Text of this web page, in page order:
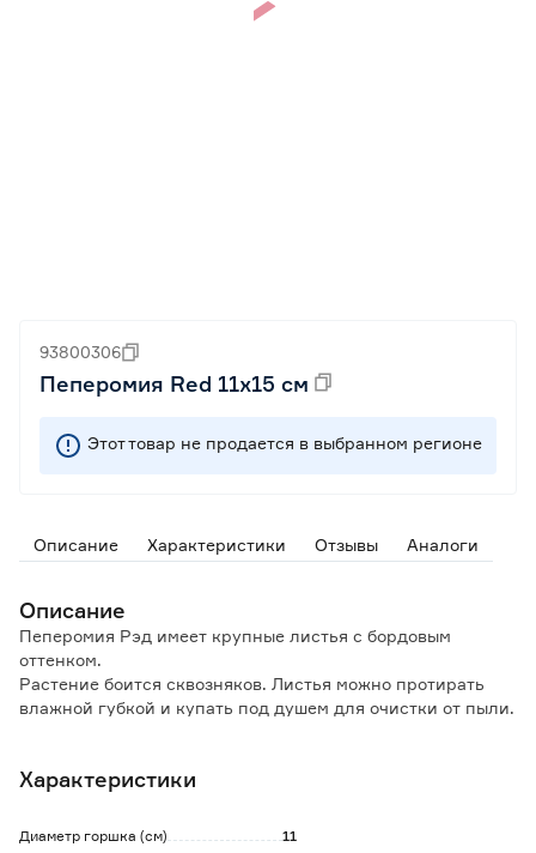
93800306
Пеперомия Red 11х15 см
Этот товар не продается в выбранном регионе
Описание Характеристики Отзывы Аналоги
Описание
Пеперомия Рэд имеет крупные листья с бордовым
оттенком.
Растение боится сквозняков. Листья можно протирать
влажной губкой и купать под душем для очистки от пыли.
Удобрять 2 раза в месяц минеральными комплексными
Пересадка производится по необходимости, когда корни
Характеристики
Диаметр горшка (см) 11